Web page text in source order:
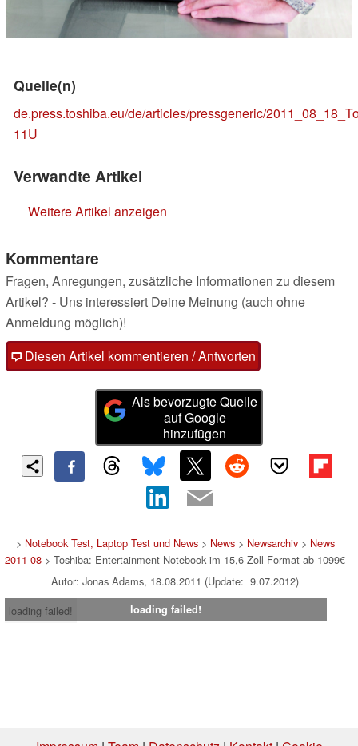
Quelle(n)
de.press.toshiba.eu/de/articles/pressgeneric/
11U
Verwandte Artikel
Weitere Artikel anzeigen
Kommentare
Fragen, Anregungen, zusätzliche Informationen zu diesem
Artikel? - Uns interessiert Deine Meinung (auch ohne
Anmeldung möglich)!
Diesen Artikel kommentieren / Antworten
Als bevorzugte Quelle
auf Google
hinzufügen
> Notebook Test, Laptop Test und News> News> Newsarchiv> News
2011-08 > Toshiba: Entertainment Notebook im 15,6 Zoll Format ab 1099€
Autor: Jonas Adams, 18.08.2011 (Update: 9.07.2012)
loading failed!
loading failed!